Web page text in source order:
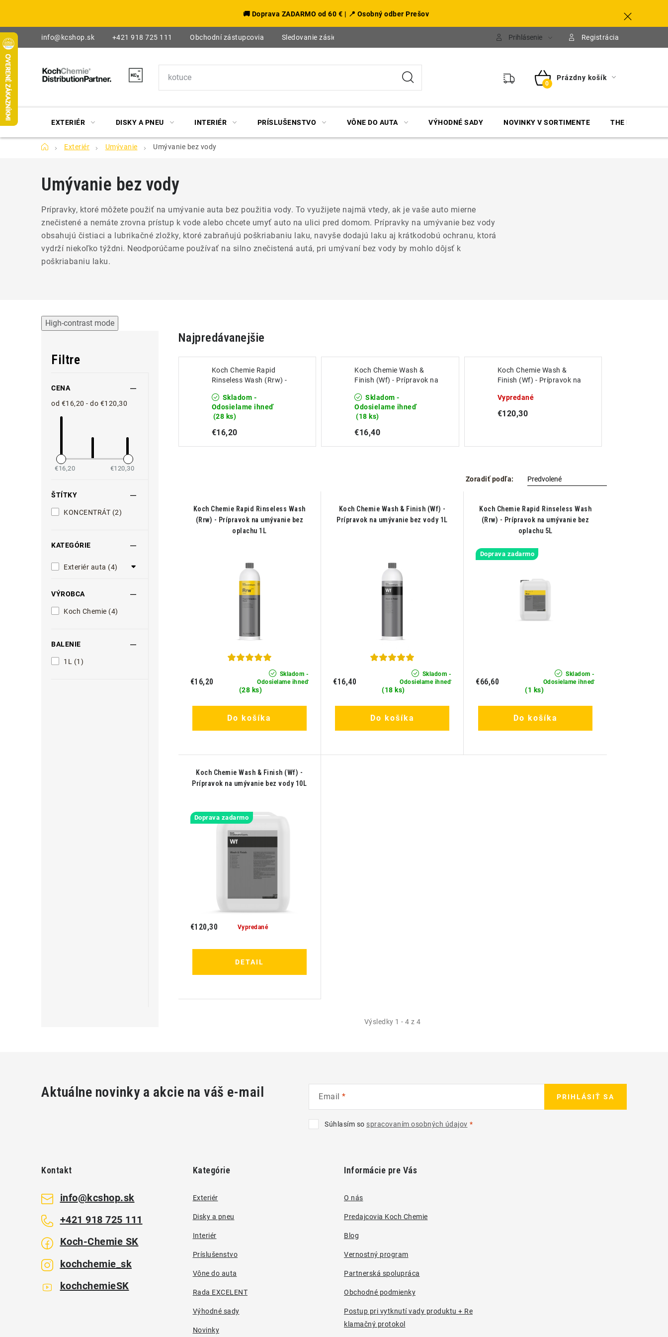
obsah
🚚 Doprava ZADARMO od 60 € | 📍 Osobný odber Prešov
info@kcshop.sk +421 918 725 111 Obchodní zástupcovia Sledovanie zásielky Prihlásenie Registrácia
NÁKUPNÝ
Prázdny košík
EXTERIÉR DISKY A PNEU INTERIÉR PRÍSLUŠENSTVO VÔNE DO AUTA VÝHODNÉ SADY NOVINKY V SORTIMENTE THE FINISHER
DomovExteriér Umývanie Umývanie bez vody
Umývanie bez vody
Prípravky, ktoré môžete použiť na umývanie auta bez použitia vody. To využijete najmä vtedy, ak je vaše auto mierne
znečistené a nemáte zrovna prístup k vode alebo chcete umyť auto na ulici pred domom. Prípravky na umývanie bez vody
obsahujú čistiaci a lubrikačné zložky, ktoré zabraňujú poškriabaniu laku, navyše dodajú laku aj krátkodobú ochranu, ktorá
vydrží niekoľko týždni. Neodporúčame používať na silno znečistená autá, pri umývaní bez vody by mohlo dôjsť k
poškriabaniu laku.
High-contrast mode
Filtre
CENA
od €16,20 - do €120,30
€16,20 €120,30
ŠTÍTKY
KONCENTRÁT (2)
KATEGÓRIE
Exteriér auta (4)
VÝROBCA
Koch Chemie (4)
BALENIE
1L (1)
Najpredávanejšie
Koch Chemie Rapid
Rinseless Wash (Rrw) -
bez oplachu 1L
Skladom -
Odosielame ihneď
(28 ks)
€16,20
Koch Chemie Wash &
Finish (Wf) - Prípravok na
Skladom -
Odosielame ihneď
(18 ks)
€16,40
Koch Chemie Wash &
Finish (Wf) - Prípravok na
Vypredané
€120,30
Zoradiť podľa:
Koch Chemie Rapid Rinseless Wash
(Rrw) - Prípravok na umývanie bez
oplachu 1L
Skladom -
Odosielame ihneď
(28 ks)
€16,20
Do košíka
Koch Chemie Wash & Finish (Wf) -
Prípravok na umývanie bez vody 1L
Skladom -
Odosielame ihneď
(18 ks)
€16,40
Do košíka
Koch Chemie Rapid Rinseless Wash
(Rrw) - Prípravok na umývanie bez
oplachu 5L
Doprava zadarmo
Skladom -
Odosielame ihneď
(1 ks)
€66,60
Do košíka
Koch Chemie Wash & Finish (Wf) -
Prípravok na umývanie bez vody 10L
Doprava zadarmo
Vypredané
€120,30
DETAIL
Výsledky 1 - 4 z 4
Aktuálne novinky a akcie na váš e-mail Email
Súhlasím so spracovaním osobných údajov
PRIHLÁSIŤ SA
Kontakt
info@kcshop.sk
+421 918 725 111
Koch-Chemie SK
kochchemie_sk
kochchemieSK
Kategórie
Exteriér
Disky a pneu
Interiér
Príslušenstvo
Vône do auta
Rada EXCELENT
Výhodné sady
Novinky
Informácie pre Vás
O nás
Predajcovia Koch Chemie
Blog
Vernostný program
Partnerská spolupráca
Obchodné podmienky
Postup pri vytknutí vady produktu + Re
klamačný protokol